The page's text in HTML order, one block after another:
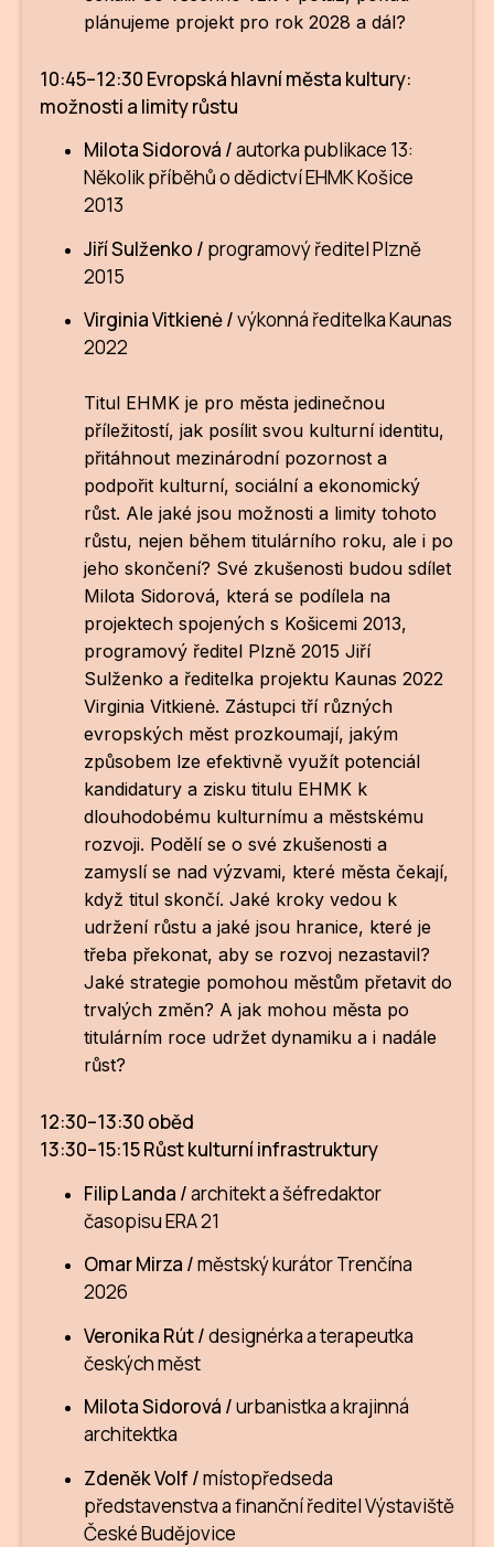
plánujeme projekt pro rok 2028 a dál?
10:45–12:30 Evropská hlavní města kultury:
možnosti a limity růstu
Milota Sidorová /autorka publikace 13:
Několik příběhů o dědictví EHMK Košice
2013
Jiří Sulženko / programový ředitel Plzně
2015
Virginia Vitkienė /výkonná ředitelka Kaunas
2022
Titul EHMK je pro města jedinečnou
příležitostí, jak posílit svou kulturní identitu,
přitáhnout mezinárodní pozornost a
podpořit kulturní, sociální a ekonomický
růst. Ale jaké jsou možnosti a limity tohoto
růstu, nejen během titulárního roku, ale i po
jeho skončení? Své zkušenosti budou sdílet
Milota Sidorová, která se podílela na
projektech spojených s Košicemi 2013,
programový ředitel Plzně 2015 Jiří
Sulženko a ředitelka projektu Kaunas 2022
Virginia Vitkienė. Zástupci tří různých
evropských měst prozkoumají, jakým
způsobem lze efektivně využít potenciál
kandidatury a zisku titulu EHMK k
dlouhodobému kulturnímu a městskému
rozvoji. Podělí se o své zkušenosti a
zamyslí se nad výzvami, které města čekají,
když titul skončí. Jaké kroky vedou k
udržení růstu a jaké jsou hranice, které je
třeba překonat, aby se rozvoj nezastavil?
Jaké strategie pomohou městům přetavit do
trvalých změn? A jak mohou města po
titulárním roce udržet dynamiku a i nadále
růst?
12:30–13:30 oběd
13:30–15:15 Růst kulturní infrastruktury
Filip Landa /architekt a šéfredaktor
časopisu ERA 21
Omar Mirza /městský kurátor Trenčína
2026
Veronika Rút /designérka a terapeutka
českých měst
Milota Sidorová /urbanistka a krajinná
architektka
Zdeněk Volf /místopředseda
představenstva a finanční ředitel Výstaviště
České Budějovice